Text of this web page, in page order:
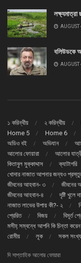
লক্ষ্যমাত্রা
বলিউডকে
১ করিন্থীয় ২ করিন্থীয়
Home 5
Home 6
অডিও বই
অভিযান
আলোর ফোয়ারা
আলোর
কিতাবুল মুক্কাদ্দাস
ক্যাটাগরি
খোদার নাজাত আপনার জন্যও
জীবনের আহবান- ৩
জীবনের
জীবনের আহবান-৪
দৃষ্টি খুলে
নাজাত লাভের উপায় কী?- ২
প্রেরিত
বিজয় বিমূর্ত
মসীহ্ সম্বন্ধে আপনি কি চিন্তা
রোমীয়
লূক সকল
দি সাপ্তাহিক আলোর ফোয়ারা